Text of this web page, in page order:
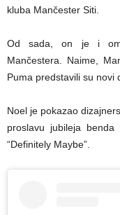
kluba Mančester Siti.
Od sada, on je i
Mančestera. Naime,
Puma predstavili su novi
Noel je pokazao
proslavu jubileja
“Definitely Maybe”.